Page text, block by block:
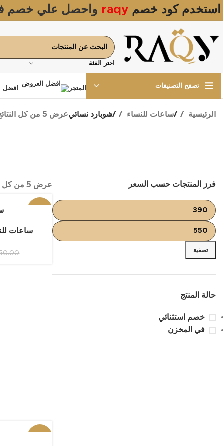
استخدم كود خصم raqy واحصل علي خصم
اختر الفئة
تصفح التصنيفات المتجر افضل
الرئيسية ساعات للنساء شوبارد نسائيعرض ⁦5⁩ من كل النتائج
فرز المنتجات حسب السعر
تصفية
حالة المنتج
خصم استثنائي
في المخزن
عرض ⁦5⁩ من كل النتائج
ساعات